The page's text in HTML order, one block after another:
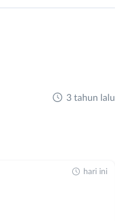
3 tahun lalu
hari ini